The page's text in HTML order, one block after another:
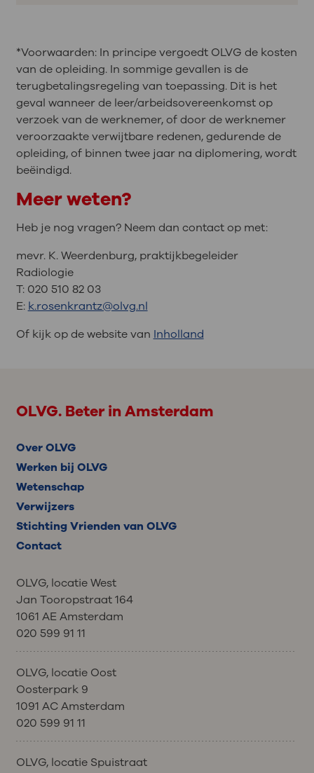
*Voorwaarden: In principe vergoedt OLVG de kosten
van de opleiding. In sommige gevallen is de
terugbetalingsregeling van toepassing. Dit is het
geval wanneer de leer/arbeidsovereenkomst op
verzoek van de werknemer, of door de werknemer
veroorzaakte verwijtbare redenen, gedurende de
opleiding, of binnen twee jaar na diplomering, wordt
beëindigd.
Meer weten?
Heb je nog vragen? Neem dan contact op met:
mevr. K. Weerdenburg, praktijkbegeleider
Radiologie
T: 020 510 82 03
E: k.rosenkrantz@olvg.nl
Of kijk op de website van Inholland
OLVG. Beter in Amsterdam
Over OLVG
Werken bij OLVG
Wetenschap
Verwijzers
Stichting Vrienden van OLVG
Contact
OLVG, locatie West
Jan Tooropstraat 164
1061 AE Amsterdam
020 599 91 11
OLVG, locatie Oost
Oosterpark 9
1091 AC Amsterdam
020 599 91 11
OLVG, locatie Spuistraat